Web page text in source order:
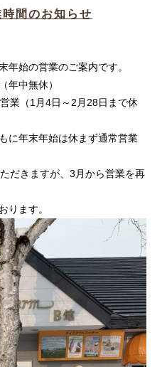
間のお知らせ
年始の営業のご案内です。
年中無休）
業（1月4日～2月28日まで休
に年末年始は休まず通常営業
だきますが、3月から営業を再
ります。